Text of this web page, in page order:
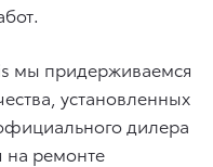
мы придерживаемся
установленных
дилера
на ремонте